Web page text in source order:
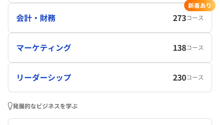
会計・財務 273コース
新着あり
マーケティング 138コース
リーダーシップ 230コース
発展的なビジネスを学ぶ